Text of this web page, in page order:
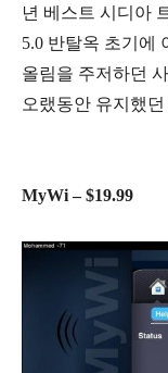
년 베스트 시디아
5.0 반탈옥 초기에
올림을 주저하던
오랬동안 유지했
MyWi – $19.99